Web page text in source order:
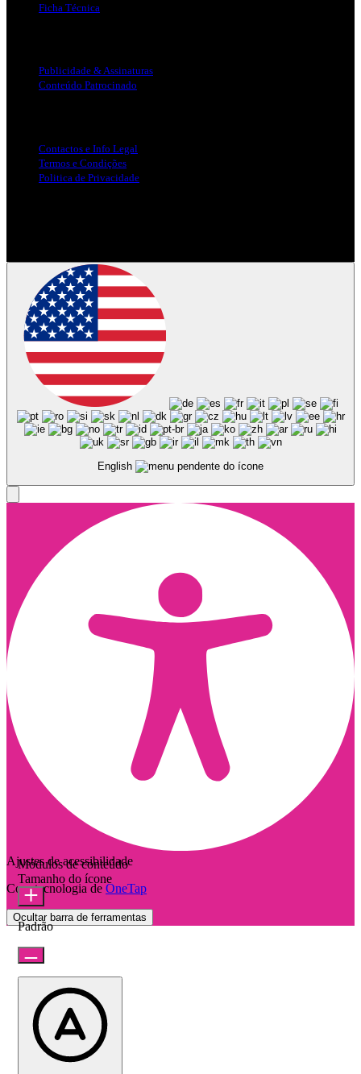
Ficha Técnica
Publicidade & Assinaturas
Conteúdo Patrocinado
Contactos e Info Legal
Termos e Condições
Politica de Privacidade
English
Ajustes de acessibilidade
Com tecnologia de OneTap
Ocultar barra de ferramentas
Módulos de conteúdo
Tamanho do ícone
Padrão